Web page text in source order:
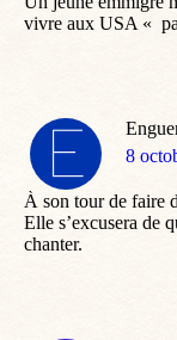
vivre aux USA «
dit
8
À son tour de faire
Elle s’excusera de
chanter.